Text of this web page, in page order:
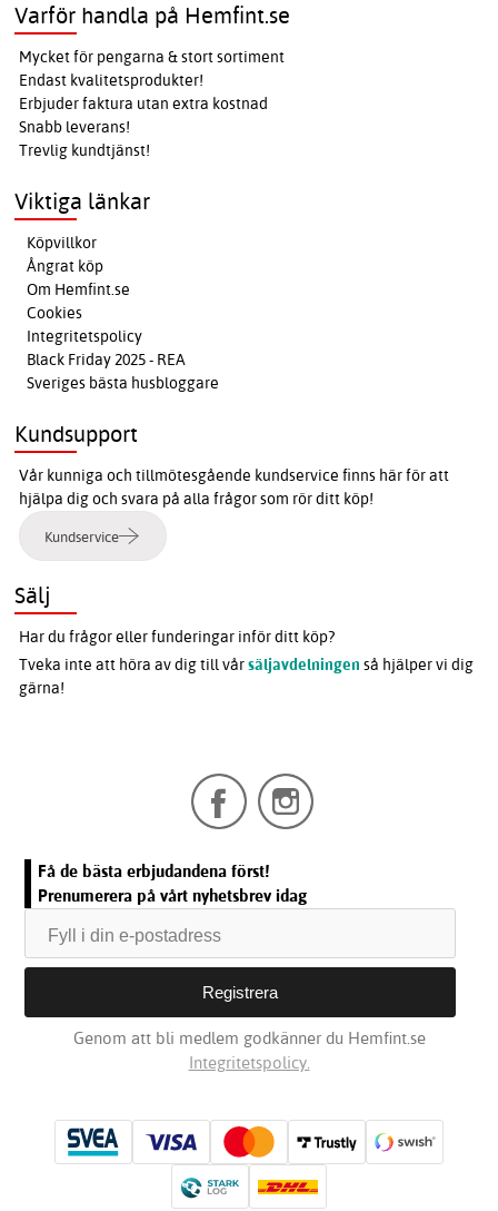
Varför handla på Hemfint.se
Mycket för pengarna & stort sortiment
Endast kvalitetsprodukter!
Erbjuder faktura utan extra kostnad
Snabb leverans!
Trevlig kundtjänst!
Viktiga länkar
Köpvillkor
Ångrat köp
Om Hemfint.se
Cookies
Integritetspolicy
Black Friday 2025 - REA
Sveriges bästa husbloggare
Kundsupport
Vår kunniga och tillmötesgående kundservice finns här för att
hjälpa dig och svara på alla frågor som rör ditt köp!
Kundservice
Sälj
Har du frågor eller funderingar inför ditt köp?
Tveka inte att höra av dig till vårsäljavdelningen så hjälper vi dig
gärna!
Få de bästa erbjudandena först!
Prenumerera på vårt nyhetsbrev idag
Genom att bli medlem godkänner du Hemfint.se
Integritetspolicy.